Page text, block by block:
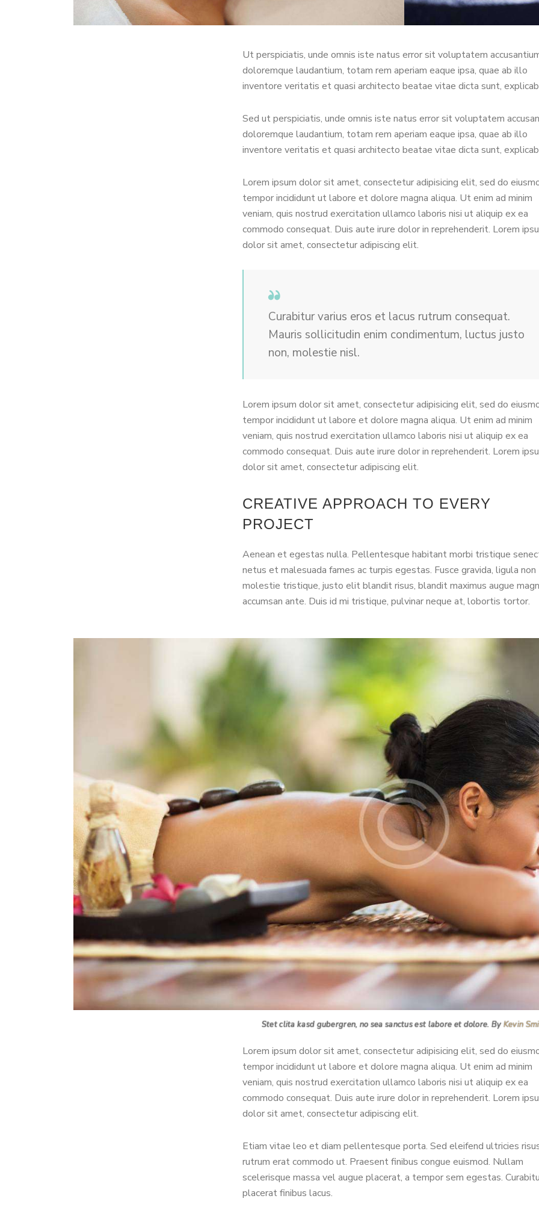
Ut perspiciatis, unde omnis iste natus error sit voluptatem
doloremque laudantium, totam rem aperiam eaque ipsa, quae ab illo
inventore veritatis et quasi architecto beatae vitae dicta sunt,
Sed ut perspiciatis, unde omnis iste natus error sit voluptatem
doloremque laudantium, totam rem aperiam eaque ipsa, quae ab illo
inventore veritatis et quasi architecto beatae vitae dicta sunt,
Lorem ipsum dolor sit amet, consectetur adipisicing elit, sed do
tempor incididunt ut labore et dolore magna aliqua. Ut enim ad minim
veniam, quis nostrud exercitation ullamco laboris nisi ut aliquip ex ea
commodo consequat. Duis aute irure dolor in reprehenderit. Lorem
dolor sit amet, consectetur adipiscing elit.
Curabitur varius eros et lacus rutrum consequat.
Mauris sollicitudin enim condimentum, luctus justo
non, molestie nisl.
Lorem ipsum dolor sit amet, consectetur adipisicing elit, sed do
tempor incididunt ut labore et dolore magna aliqua. Ut enim ad minim
veniam, quis nostrud exercitation ullamco laboris nisi ut aliquip ex ea
commodo consequat. Duis aute irure dolor in reprehenderit. Lorem
dolor sit amet, consectetur adipiscing elit.
CREATIVE APPROACH TO EVERY
PROJECT
Aenean et egestas nulla. Pellentesque habitant morbi tristique
netus et malesuada fames ac turpis egestas. Fusce gravida, ligula non
molestie tristique, justo elit blandit risus, blandit maximus augue
accumsan ante. Duis id mi tristique, pulvinar neque at, lobortis tortor.
Stet clita kasd gubergren, no sea sanctus est labore et dolore. ByKevin
Lorem ipsum dolor sit amet, consectetur adipisicing elit, sed do
tempor incididunt ut labore et dolore magna aliqua. Ut enim ad minim
veniam, quis nostrud exercitation ullamco laboris nisi ut aliquip ex ea
commodo consequat. Duis aute irure dolor in reprehenderit. Lorem
dolor sit amet, consectetur adipiscing elit.
Etiam vitae leo et diam pellentesque porta. Sed eleifend ultricies
rutrum erat commodo ut. Praesent finibus congue euismod. Nullam
scelerisque massa vel augue placerat, a tempor sem egestas.
placerat finibus lacus.